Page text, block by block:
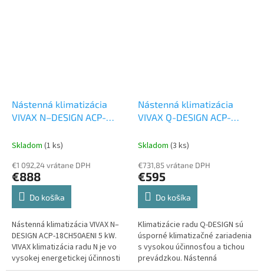
Nástenná klimatizácia
VIVAX N–DESIGN ACP-
vonkajšia a vnútorná
Skladom (1 ks)
€1 092,24 vrátane DPH
€888
Do košíka
Nástenná klimatizácia VIVAX N–
DESIGN ACP-18CH50AENI 5 kW.
VIVAX klimatizácia radu N je vo
vysokej energetickej účinnosti
pri chladení A++ a vykurovaní A+.
Nástenná klimatizácia
VIVAX Q-DESIGN ACP-
kompresorom
Skladom (3 ks)
€731,85 vrátane DPH
€595
Do košíka
Klimatizácie radu Q-DESIGN sú
úsporné klimatizačné zariadenia
s vysokou účinnosťou a tichou
prevádzkou. Nástenná
klimatizácia VIVAX Q-DESIGN